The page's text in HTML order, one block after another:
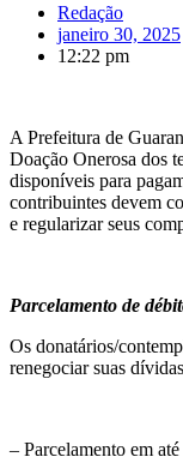
Redação
janeiro 30, 2025
12:22 pm
A Prefeitura de
Doação Onerosa dos
disponíveis para
contribuintes devem
e regularizar seus
Parcelamento de
Os donatários/
renegociar suas
– Parcelamento em